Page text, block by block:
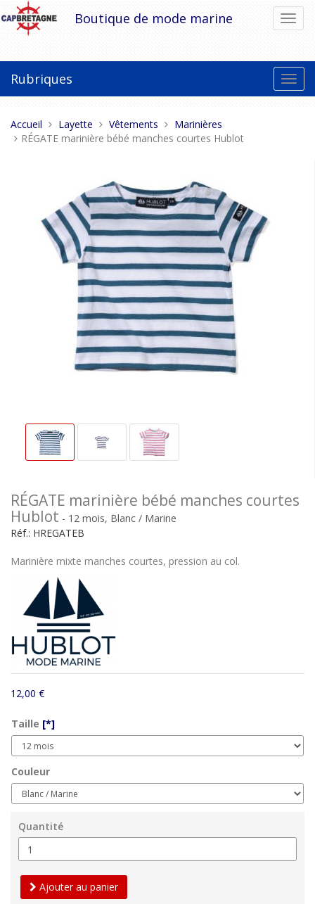
Aller
au
contenu
la
Boutique de mode marine
la
Rubriques
Vous
êtes
Accueil Layette Vêtements
Marinières
RÉGATE marinière bébé manches courtes Hublot
RÉGATE marinière bébé manches courtes
Hublot - 12 mois, Blanc / Marine
Réf.: HREGATEB
Marinière mixte manches courtes, pression au col.
12,00 €
Taille [*]
Couleur
Quantité
Ajouter au panier